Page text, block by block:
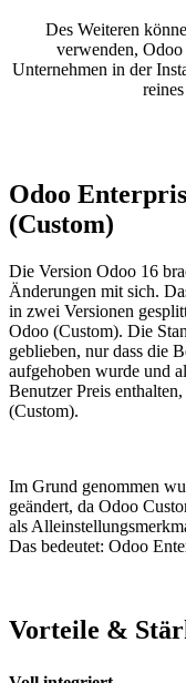
Des Weiteren
verwenden,
Unternehmen in der
Odoo
(Custom)
Die Version Odoo 16
Änderungen mit sich.
in zwei Versionen
Odoo (Custom). Die
geblieben, nur dass die
aufgehoben wurde und
Benutzer Preis
(Custom).
Im Grund genommen
geändert, da Odoo
als
Das bedeutet: Odoo
Vorteile &